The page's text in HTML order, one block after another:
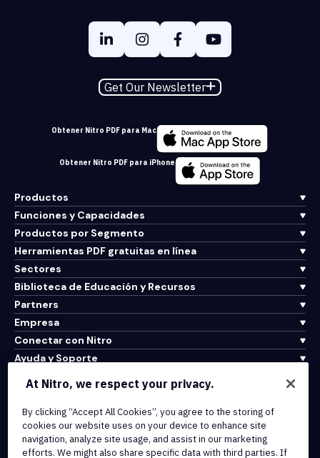
Get Our Newsletter
Obtener Nitro PDF para Mac
Obtener Nitro PDF para iPhone
Productos
Funciones y Capacidades
Productos por Segmento
Herramientas PDF gratuitas en línea
Sectores
Biblioteca de Educación y Recursos
Partners
Empresa
Conectar con Nitro
Ayuda y Soporte
Terms of Service
Cookie Policy
Copyright Policy
At Nitro, we respect your privacy.
By clicking “Accept All Cookies”, you agree to the storing of
cookies our website uses on your device to enhance site
navigation, analyze site usage, and assist in our marketing
efforts. We might also share specific data with third parties. If